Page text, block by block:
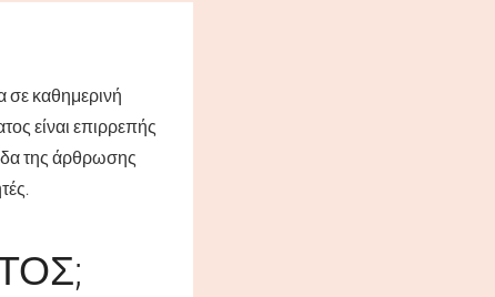
σε καθημερινή
είναι επιρρεπής
της άρθρωσης